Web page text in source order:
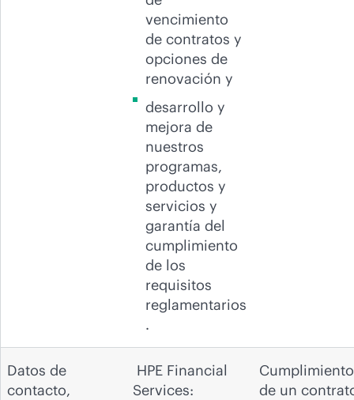
vencimiento
de contratos y
opciones de
renovación y
desarrollo y
mejora de
nuestros
programas,
productos y
servicios y
garantía del
cumplimiento
de los
requisitos
reglamentarios
.
Datos de
contacto,
HPE Financial
Services:
Cumplimiento
de un